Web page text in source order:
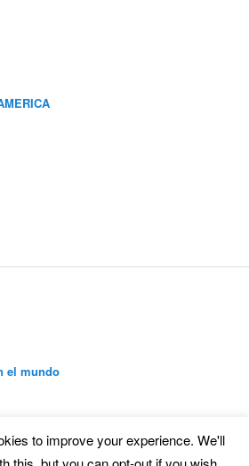
el mundo
gracias a WordPress
to improve your experience. We'll